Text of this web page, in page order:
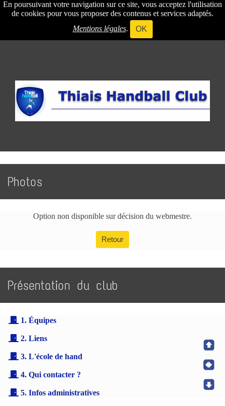
En poursuivant votre navigation sur ce site, vous acceptez l'utilisation
de cookies pour vous proposer des contenus et services adaptés.
Mentions légales. OK
Photos
Option non disponible sur décision du webmestre.
Retour
Présentation du club
1. Équipes
2. Liens
3. L'école de hand
4. Qui contacter ?
5. Infos administratives